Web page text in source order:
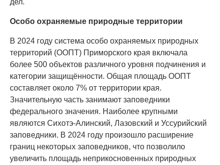
дел.
Особо охраняемые природные территории
В 2024 году система особо охраняемых природных
территорий (ООПТ) Приморского края включала
более 500 объектов различного уровня подчинения и
категории защищённости. Общая площадь ООПТ
составляет около 7% от территории края.
Значительную часть занимают заповедники
федерального значения. Наиболее крупными
являются Сихотэ-Алинский, Лазовский и Уссурийский
заповедники. В 2024 году произошло расширение
границ некоторых заповедников, что позволило
увеличить площадь неприкосновенных природных